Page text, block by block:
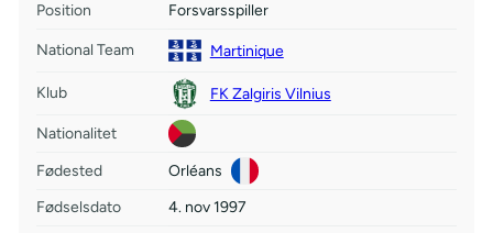
Position
Forsvarsspiller
National Team Martinique
Klub FK Zalgiris Vilnius
Nationalitet
Fødested
Orléans
Fødselsdato
4. nov 1997